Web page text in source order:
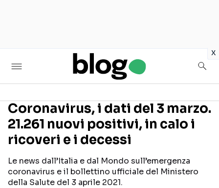
x
Seguici sui social
Coronavirus, i dati del 3 marzo.
21.261 nuovi positivi, in calo i
ricoveri e i decessi
Le news dall’Italia e dal Mondo sull’emergenza
coronavirus e il bollettino ufficiale del Ministero
della Salute del 3 aprile 2021.